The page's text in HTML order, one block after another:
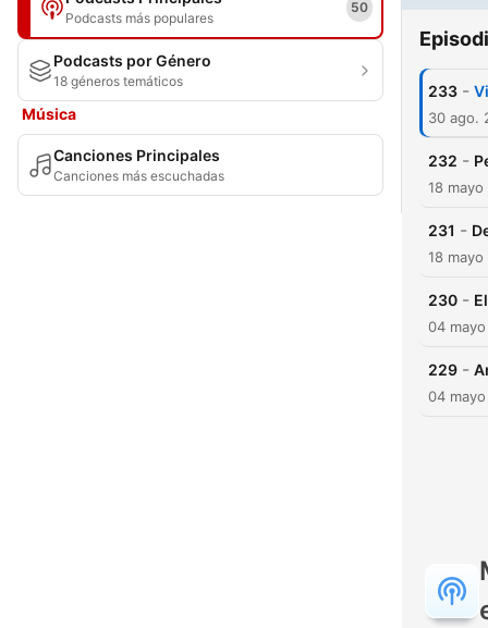
Podcasts más populares
50
Podcasts por Género
18 géneros temáticos
Música
Canciones Principales
Canciones más escuchadas
233 -
30 ago.
232 -
18
231 -
18
230 -
04
229 -
04